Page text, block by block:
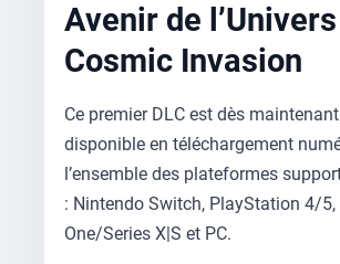
Avenir de l’Univers
Cosmic Invasion
Ce premier DLC est dès maintenant
disponible en téléchargement
l’ensemble des plateformes
: Nintendo Switch, PlayStation 4/5,
One/Series X|S et PC.